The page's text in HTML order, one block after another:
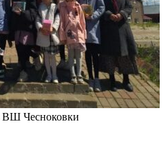
ВШ Чесноковки